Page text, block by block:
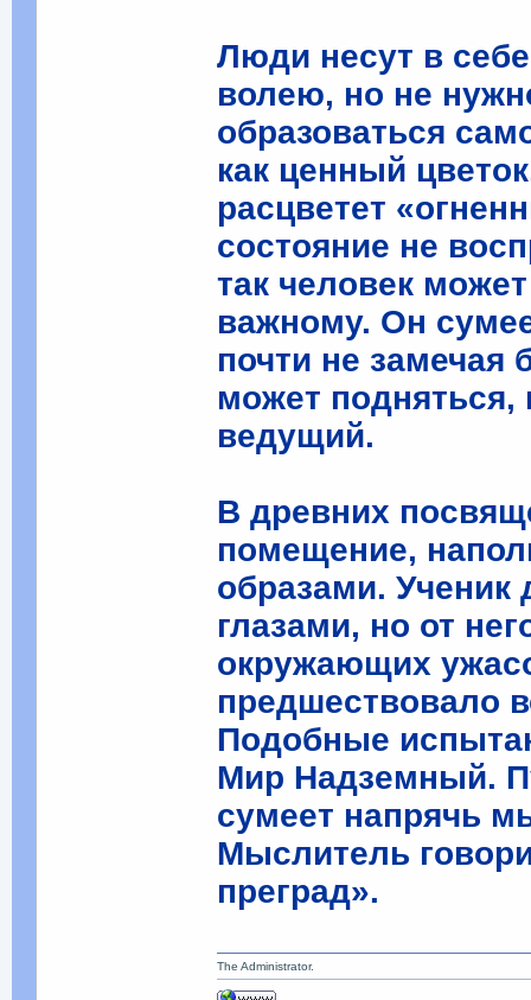
Люди несут в
волею, но не
образоваться
как ценный
расцветет
состояние не
так человек
важному. Он
почти не замечая
может подняться,
ведущий.
В древних
помещение,
образами.
глазами, но от
окружающих
предшествовало
Подобные
Мир Надземный.
сумеет напрячь
Мыслитель
преград».
The Administrator.